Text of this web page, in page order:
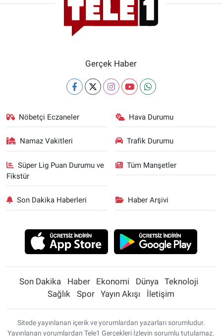
Gerçek Haber
Nöbetçi Eczaneler Hava Durumu
Namaz Vakitleri Trafik Durumu
Süper Lig Puan Durumu ve
Fikstür
Tüm Manşetler
Son Dakika Haberleri Haber Arşivi
Son Dakika Haber Ekonomi Dünya
Teknoloji
Sağlık
Spor Yayın Akışı İletişim
Sitede yayınlanan içerik ve yorumlardan yazarları sorumludur.
Yayınlanan yorumlardan Tele1 Gerçekleri İzleyin sorumlu tutulamaz.